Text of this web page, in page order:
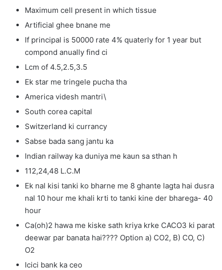
Maximum cell present in which tissue
Artificial ghee bnane me
If principal is 50000 rate 4% quaterly for 1 year but
compond anually find ci
Lcm of 4.5,2.5,3.5
Ek star me tringele pucha tha
America videsh mantri\
South corea capital
Switzerland ki currancy
Sabse bada sang jantu ka
Indian railway ka duniya me kaun sa sthan h
112,24,48 L.C.M
Ek nal kisi tanki ko bharne me 8 ghante lagta hai dusra
nal 10 hour me khali krti to tanki kine der bharega- 40
hour
Ca(oh)2 hawa me kiske sath kriya krke CACO3 ki parat
deewar par banata hai???? Option a) CO2, B) CO, C)
O2
Icici bank ka ceo